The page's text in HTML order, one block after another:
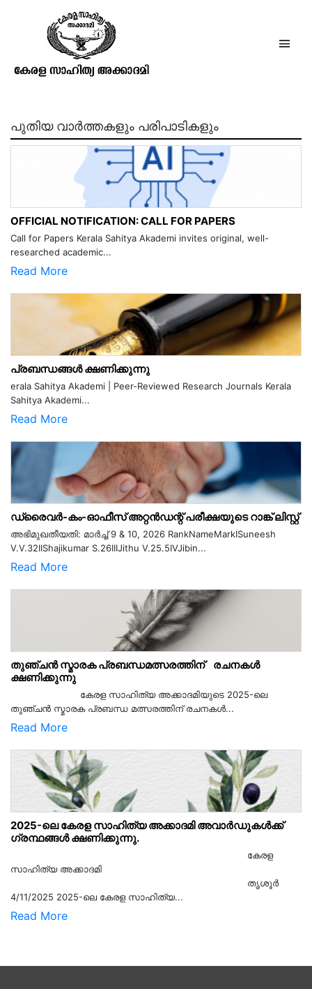
ദേശബന്ധുദാസ്
പുതിയ വാർത്തകളും പരിപാടികളും
OFFICIAL NOTIFICATION: CALL FOR PAPERS
Call for Papers Kerala Sahitya Akademi invites original, well-
researched academic...
Read More
പ്രബന്ധങ്ങൾ ക്ഷണിക്കുന്നു
erala Sahitya Akademi | Peer-Reviewed Research Journals Kerala
Sahitya Akademi...
Read More
ഡ്രൈവർ-കം-ഓഫീസ് അറ്റൻഡന്റ് പരീക്ഷയുടെ റാങ്ക് ലിസ്റ്റ്
അഭിമുഖതീയതി: മാർച്ച് 9 & 10, 2026 RankNameMarkISuneesh
V.V.32IIShajikumar S.26IIIJithu V.25.5IVJibin...
Read More
തുഞ്ചൻ സ്മാരക പ്രബന്ധമത്സരത്തിന് രചനകൾ
ക്ഷണിക്കുന്നു
കേരള സാഹിത്യ അക്കാദമിയുടെ 2025-ലെ
തുഞ്ചൻ സ്മാരക പ്രബന്ധ മത്സരത്തിന് രചനകൾ...
Read More
2025-ലെ കേരള സാഹിത്യ അക്കാദമി അവാർഡുകൾക്ക്
ഗ്രന്ഥങ്ങൾ ക്ഷണിക്കുന്നു.
കേരള
സാഹിത്യ അക്കാദമി
തൃശൂര്‍
4/11/2025 2025-ലെ കേരള സാഹിത്യ...
Read More